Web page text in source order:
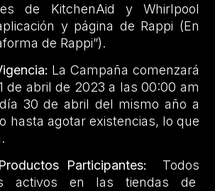
de KitchenAid y Whirlpool
y página de Rappi (En
de Rappi”).
La Campaña comenzará
de abril de 2023 a las 00:00 am
30 de abril del mismo año a
hasta agotar existencias, lo que
Participantes: Todos
activos en las tiendas de